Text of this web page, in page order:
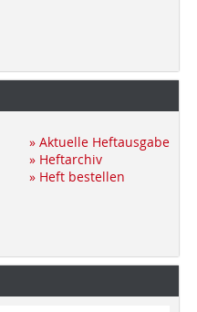
» Aktuelle Heftausgabe
» Heftarchiv
» Heft bestellen